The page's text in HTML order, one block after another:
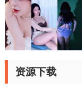
资源下载